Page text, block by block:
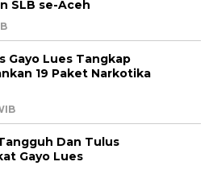
SLB se-Aceh
Gayo Lues Tangkap
19 Paket Narkotika
Dan Tulus
Gayo Lues